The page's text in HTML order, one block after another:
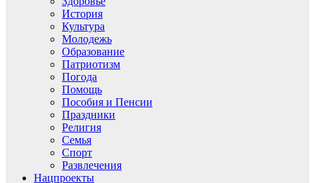
История
Культура
Молодежь
Образование
Патриотизм
Погода
Помощь
Пособия и Пенсии
Праздники
Религия
Семья
Спорт
Развлечения
Нацпроекты